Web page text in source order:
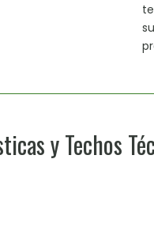
y Techos